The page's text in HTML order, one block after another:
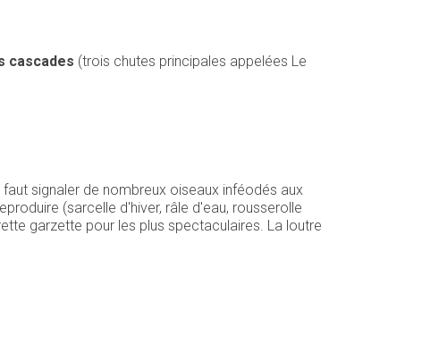
cascades (trois chutes principales appelées Le
signaler de nombreux oiseaux inféodés aux
(sarcelle d'hiver, râle d'eau, rousserolle
garzette pour les plus spectaculaires. La loutre